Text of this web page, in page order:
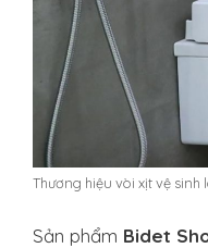
Thương hiệu vòi xịt vệ sinh
Sản phẩm Bidet